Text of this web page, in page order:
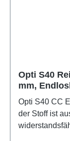
Opti S40
mm,
Opti S40 CC
der Stoff ist